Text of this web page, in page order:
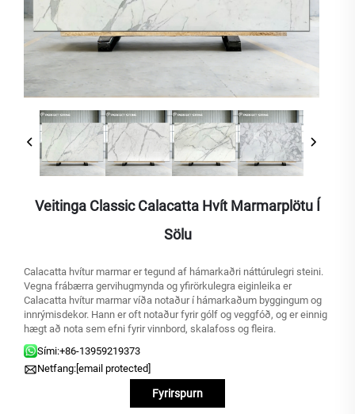
Veitinga Classic Calacatta Hvít Marmarplötu Í
Sölu
Calacatta hvítur marmar er tegund af hámarkaðri náttúrulegri steini.
Vegna frábærra gervihugmynda og yfirörkulegra eiginleika er
Calacatta hvítur marmar víða notaður í hámarkaðum byggingum og
innrýmisdekor. Hann er oft notaður fyrir gólf og veggfóð, og er einnig
hægt að nota sem efni fyrir vinnbord, skalafoss og fleira.
Sími:+86-13959219373
Netfang: [email protected]
Fyrirspurn